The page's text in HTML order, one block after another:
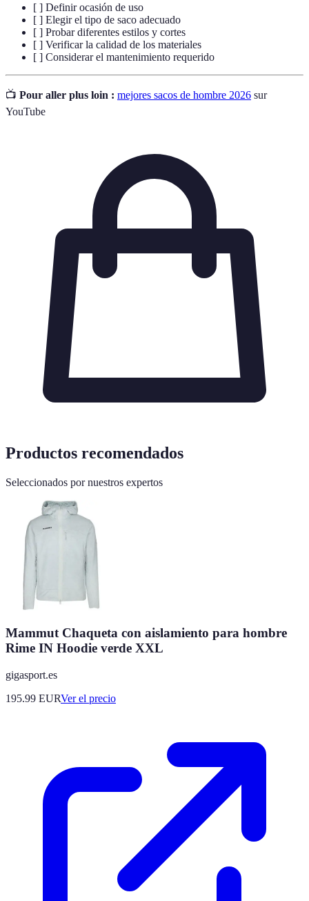
[ ] Definir ocasión de uso
[ ] Elegir el tipo de saco adecuado
[ ] Probar diferentes estilos y cortes
[ ] Verificar la calidad de los materiales
[ ] Considerar el mantenimiento requerido
📺 Pour aller plus loin : mejores sacos de hombre 2026 sur
YouTube
Productos recomendados
Seleccionados por nuestros expertos
Mammut Chaqueta con aislamiento para hombre
Rime IN Hoodie verde XXL
gigasport.es
195.99 EURVer el precio